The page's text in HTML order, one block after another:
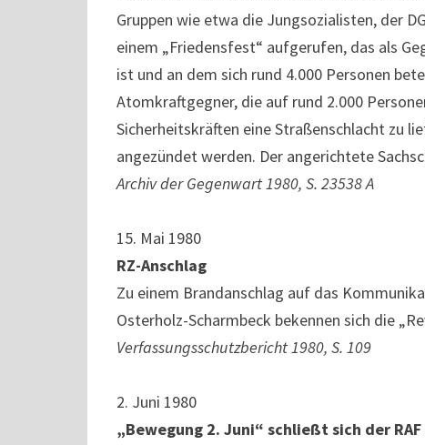
Gruppen wie etwa die Jung­sozialisten, der
einem „Friedensfest“ aufgerufen, das als
ist und an dem sich rund 4.000 Personen
Atomkraftgegner, die auf rund 2.000
Sicherheitskräften eine Straßenschlacht zu
angezündet werden. Der angerichtete
Archiv der Gegenwart 1980, S. 23538 A
15. Mai 1980
RZ-Anschlag
Zu einem Brandanschlag auf das
Osterholz-Scharmbeck bekennen sich die
Verfassungsschutzbericht 1980, S. 109
2. Juni 1980
„Bewegung 2. Juni“ schließt sich der RAF